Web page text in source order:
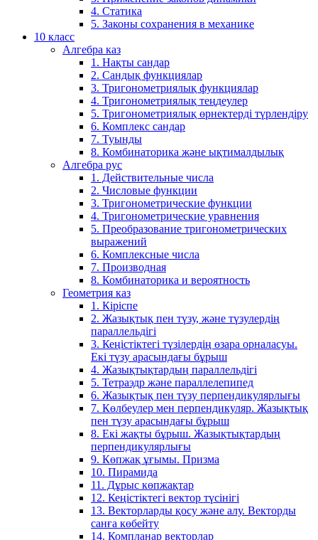
4. Статика
5. Законы сохранения в механике
10 класс
Алгебра каз
1. Нақты сандар
2. Сандық функциялар
3. Тригонометриялық функциялар
4. Тригонометриялық теңдеулер
5. Тригонометриялық өрнектерді түрлендіру
6. Комплекс сандар
7. Туынды
8. Комбинаторика және ықтималдылық
Алгебра рус
1. Действительные числа
2. Числовые функции
3. Тригонометрические функции
4. Тригонометрические уравнения
5. Преобразование тригонометрических
выражений
6. Комплексные числа
7. Производная
8. Комбинаторика и вероятность
Геометрия каз
1. Кіріспе
2. Жазықтық пен түзу, және түзулердің
параллельдігі
3. Кеңістіктегі түзілердің өзара орналасуы.
Екі түзу арасындағы бұрыш
4. Жазықтықтардың параллельдігі
5. Тетраэдр және параллелепипед
6. Жазықтық пен түзу перпендикулярлығы
7. Көлбеулер мен перпендикуляр. Жазықтық
пен түзу арасындағы бұрыш
8. Екі жақты бұрыш. Жазықтықтардың
перпендикулярлығы
9. Көпжақ ұғымы. Призма
10. Пирамида
11. Дұрыс көпжақтар
12. Кеңістіктегі вектор түсінігі
13. Векторларды қосу және алу. Векторды
санға көбейту
14. Компланар векторлар